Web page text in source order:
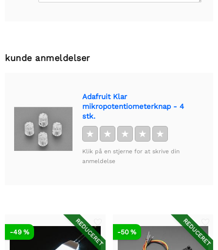
kunde anmeldelser
Adafruit Klar
mikropotentiometerknap - 4
stk.
★ ★ ★ ★ ★
Klik på en stjerne for at skrive din
anmeldelse
REDUCERET
-49 % REDUCERET
-50 %